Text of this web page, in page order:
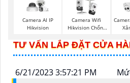
Camera AI IP
Hikvision
Camera Wifi
Hikvision Chống
TƯ VẤN LẮP ĐẶT CỬA
6/21/2023 3:57:21 PM